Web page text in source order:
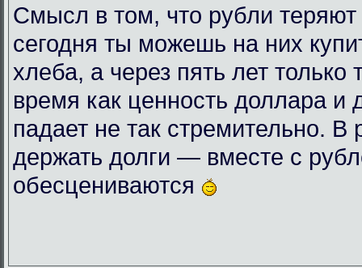
Смысл в том, что рубли теряют
сегодня ты можешь на них
хлеба, а через пять лет только
время как ценность доллара и
падает не так стремительно. В
держать долги — вместе с
обесцениваются